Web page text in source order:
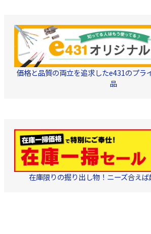
色）、ブラック（黒
色）、 ディープブルー
（濃青色）、パープル
（紫色）、アイボリー
（象牙色）、 ブラウン
（茶色）、ピンク（桃
色） 色数豊富なカラーバ
リエーション展開商品で
す。 取り回しが容易で、
価格と品質の両立を追求したe431のプラ
品
在庫限りの掘り出し物！ニーズ合えば